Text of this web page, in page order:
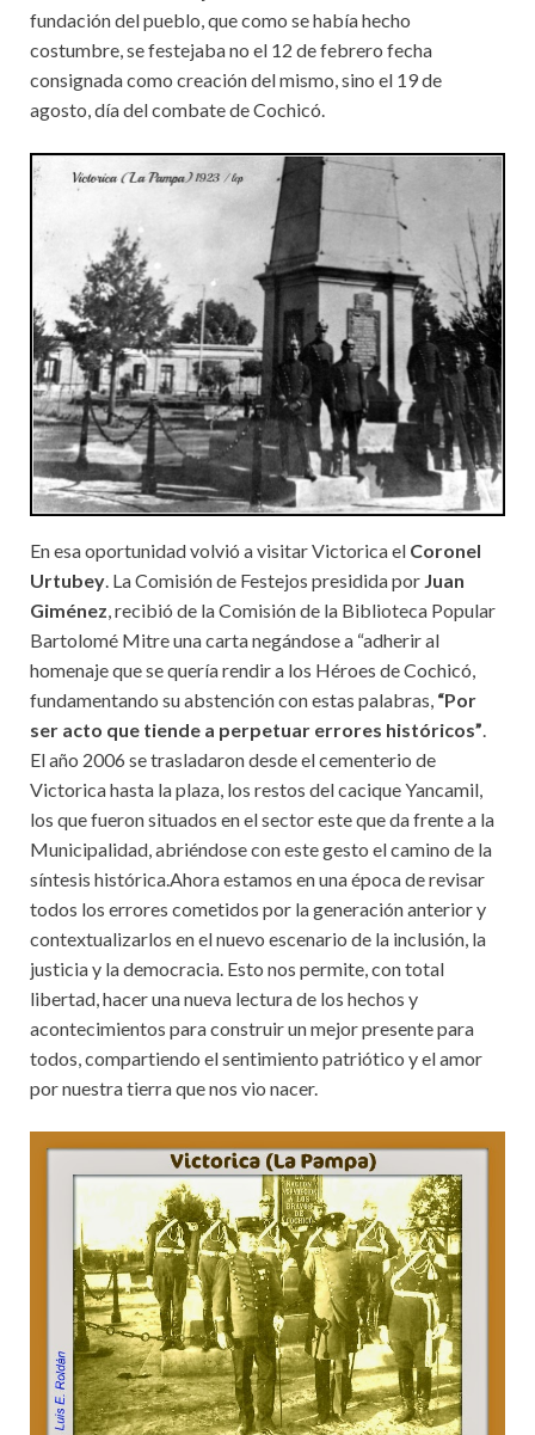
fundación del pueblo, que como se había hecho
costumbre, se festejaba no el 12 de febrero fecha
consignada como creación del mismo, sino el 19 de
agosto, día del combate de Cochicó.
En esa oportunidad volvió a visitar Victorica el Coronel
Urtubey. La Comisión de Festejos presidida por Juan
Giménez, recibió de la Comisión de la Biblioteca Popular
Bartolomé Mitre una carta negándose a “adherir al
homenaje que se quería rendir a los Héroes de Cochicó,
fundamentando su abstención con estas palabras, “Por
ser acto que tiende a perpetuar errores históricos”.
El año 2006 se trasladaron desde el cementerio de
Victorica hasta la plaza, los restos del cacique Yancamil,
los que fueron situados en el sector este que da frente a la
Municipalidad, abriéndose con este gesto el camino de la
síntesis histórica.Ahora estamos en una época de revisar
todos los errores cometidos por la generación anterior y
contextualizarlos en el nuevo escenario de la inclusión, la
justicia y la democracia. Esto nos permite, con total
libertad, hacer una nueva lectura de los hechos y
acontecimientos para construir un mejor presente para
todos, compartiendo el sentimiento patriótico y el amor
por nuestra tierra que nos vio nacer.